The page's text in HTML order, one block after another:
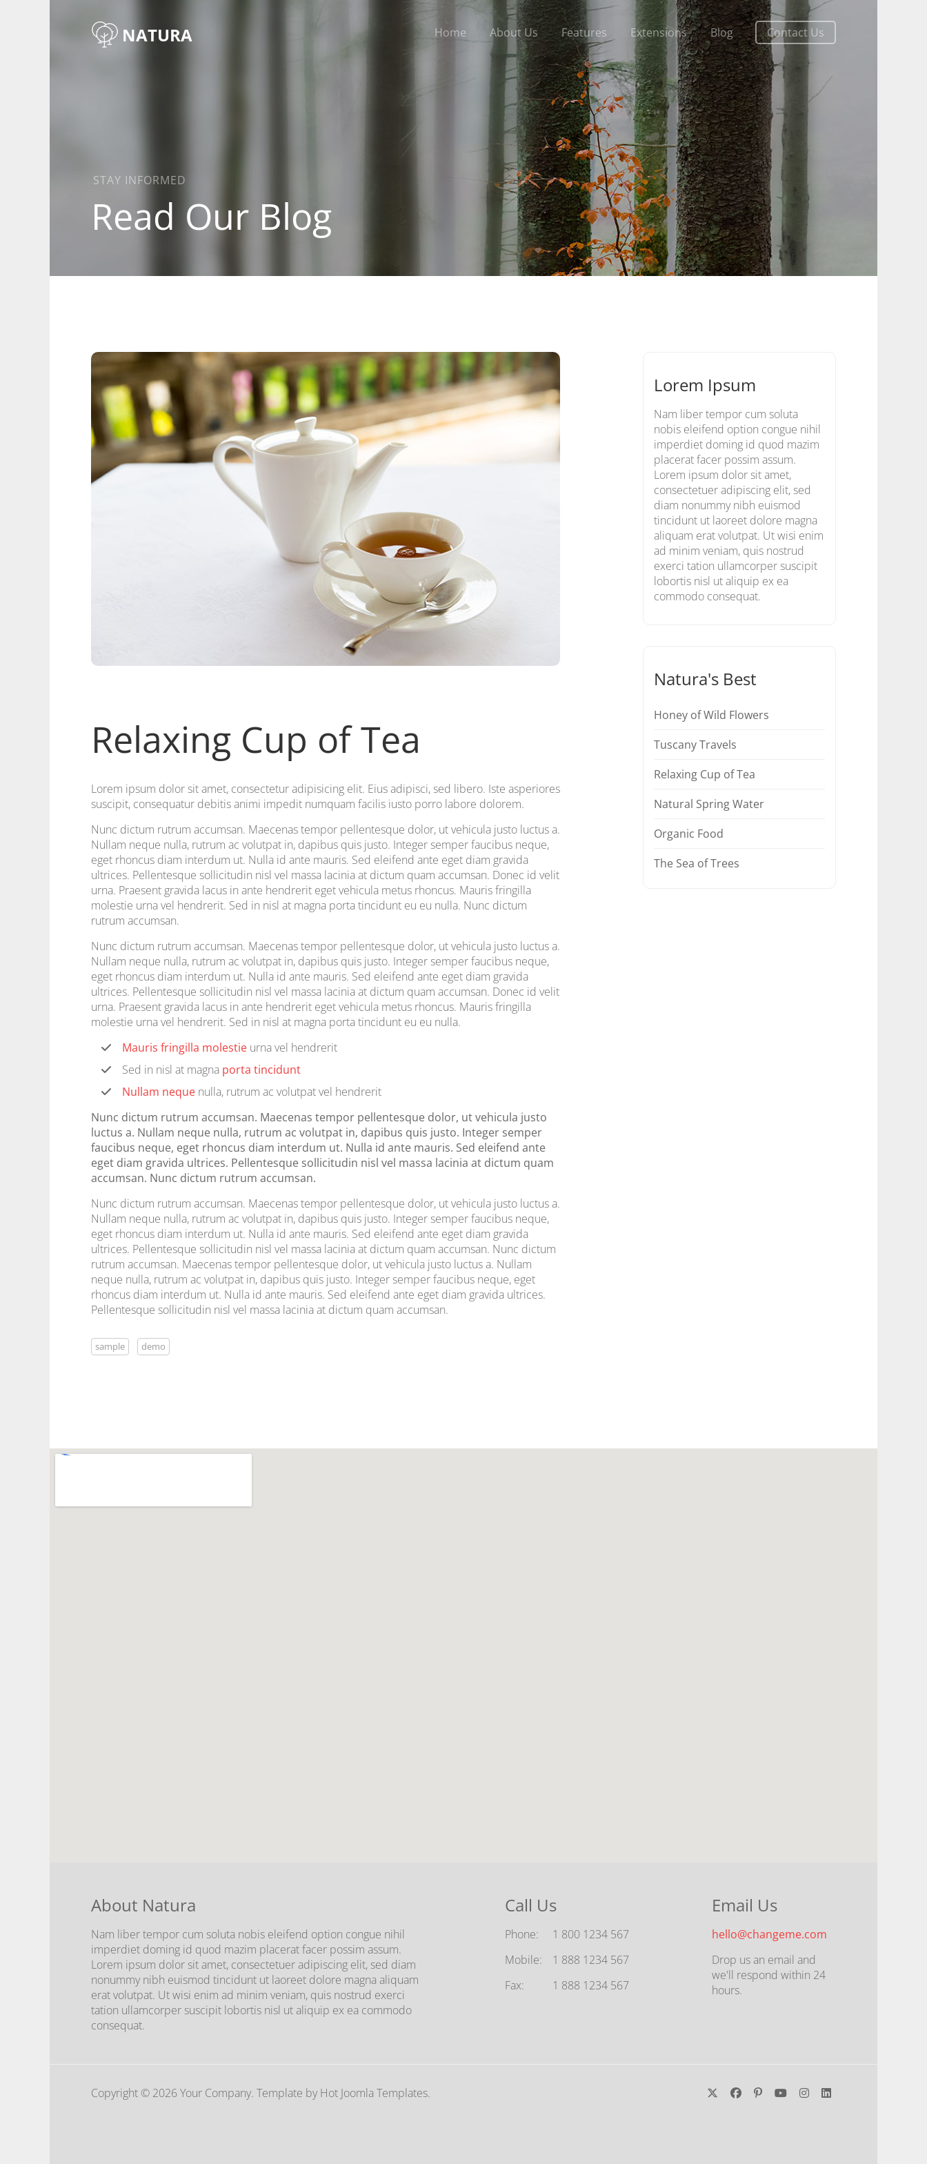
NATURA Home About Us Features Extensions Blog Contact Us
STAY INFORMED
Read Our Blog
Relaxing Cup of Tea
Lorem ipsum dolor sit amet, consectetur adipisicing elit. Eius adipisci, sed libero. Iste asperiores
suscipit, consequatur debitis animi impedit numquam facilis iusto porro labore dolorem.
Nunc dictum rutrum accumsan. Maecenas tempor pellentesque dolor, ut vehicula justo luctus a.
Nullam neque nulla, rutrum ac volutpat in, dapibus quis justo. Integer semper faucibus neque,
eget rhoncus diam interdum ut. Nulla id ante mauris. Sed eleifend ante eget diam gravida
ultrices. Pellentesque sollicitudin nisl vel massa lacinia at dictum quam accumsan. Donec id velit
urna. Praesent gravida lacus in ante hendrerit eget vehicula metus rhoncus. Mauris fringilla
molestie urna vel hendrerit. Sed in nisl at magna porta tincidunt eu eu nulla. Nunc dictum
rutrum accumsan.
Nunc dictum rutrum accumsan. Maecenas tempor pellentesque dolor, ut vehicula justo luctus a.
Nullam neque nulla, rutrum ac volutpat in, dapibus quis justo. Integer semper faucibus neque,
eget rhoncus diam interdum ut. Nulla id ante mauris. Sed eleifend ante eget diam gravida
ultrices. Pellentesque sollicitudin nisl vel massa lacinia at dictum quam accumsan. Donec id velit
urna. Praesent gravida lacus in ante hendrerit eget vehicula metus rhoncus. Mauris fringilla
molestie urna vel hendrerit. Sed in nisl at magna porta tincidunt eu eu nulla.
Mauris fringilla molestie urna vel hendrerit
Sed in nisl at magna porta tincidunt
Nullam neque nulla, rutrum ac volutpat vel hendrerit
Nunc dictum rutrum accumsan. Maecenas tempor pellentesque dolor, ut vehicula justo
luctus a. Nullam neque nulla, rutrum ac volutpat in, dapibus quis justo. Integer semper
faucibus neque, eget rhoncus diam interdum ut. Nulla id ante mauris. Sed eleifend ante
eget diam gravida ultrices. Pellentesque sollicitudin nisl vel massa lacinia at dictum quam
accumsan. Nunc dictum rutrum accumsan.
Nunc dictum rutrum accumsan. Maecenas tempor pellentesque dolor, ut vehicula justo luctus a.
Nullam neque nulla, rutrum ac volutpat in, dapibus quis justo. Integer semper faucibus neque,
eget rhoncus diam interdum ut. Nulla id ante mauris. Sed eleifend ante eget diam gravida
ultrices. Pellentesque sollicitudin nisl vel massa lacinia at dictum quam accumsan. Nunc dictum
rutrum accumsan. Maecenas tempor pellentesque dolor, ut vehicula justo luctus a. Nullam
neque nulla, rutrum ac volutpat in, dapibus quis justo. Integer semper faucibus neque, eget
rhoncus diam interdum ut. Nulla id ante mauris. Sed eleifend ante eget diam gravida ultrices.
Pellentesque sollicitudin nisl vel massa lacinia at dictum quam accumsan.
sample demo
Lorem Ipsum
Nam liber tempor cum soluta
nobis eleifend option congue nihil
imperdiet doming id quod mazim
placerat facer possim assum.
Lorem ipsum dolor sit amet,
consectetuer adipiscing elit, sed
diam nonummy nibh euismod
tincidunt ut laoreet dolore magna
aliquam erat volutpat. Ut wisi enim
ad minim veniam, quis nostrud
exerci tation ullamcorper suscipit
lobortis nisl ut aliquip ex ea
commodo consequat.
Natura's Best
Honey of Wild Flowers
Tuscany Travels
Relaxing Cup of Tea
Natural Spring Water
Organic Food
The Sea of Trees
About Natura
Nam liber tempor cum soluta nobis eleifend option congue nihil
imperdiet doming id quod mazim placerat facer possim assum.
Lorem ipsum dolor sit amet, consectetuer adipiscing elit, sed diam
nonummy nibh euismod tincidunt ut laoreet dolore magna aliquam
erat volutpat. Ut wisi enim ad minim veniam, quis nostrud exerci
tation ullamcorper suscipit lobortis nisl ut aliquip ex ea commodo
consequat.
Call Us
Phone:
1 800 1234 567
Mobile:
1 888 1234 567
Fax:
1 888 1234 567
Email Us
hello@changeme.com
Drop us an email and
we'll respond within 24
hours.
Copyright © 2026 Your Company. Template by Hot Joomla Templates.